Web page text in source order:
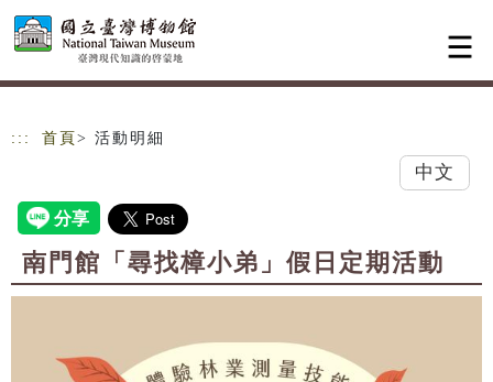
跳到主要內容
網站導覽
::: 首頁 > 活動明細
中文
南門館「尋找樟小弟」假日定期活動